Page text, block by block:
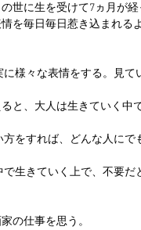
世に生を受けて7ヵ月が経
を毎日毎日惹き込まれる
様々な表情をする。見て
と、大人は生きていく中
方をすれば、どんな人にで
で生きていく上で、不要だ
の仕事を思う。